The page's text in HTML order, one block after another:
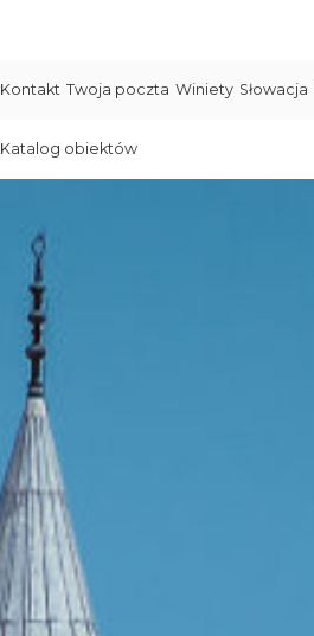
Kontakt Twoja poczta Winiety Słowacja
Katalog obiektów